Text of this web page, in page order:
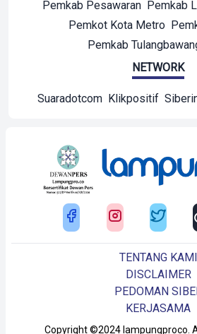
Pemkab Pesawaran Pemkab
Pemkot Kota Metro
Pemkab
NETWORK
Suaradotcom Klikpositif
Copyright ©2024 lampungproco.
TENTANG KAMI
DISCLAIMER
PEDOMAN
KERJASAMA